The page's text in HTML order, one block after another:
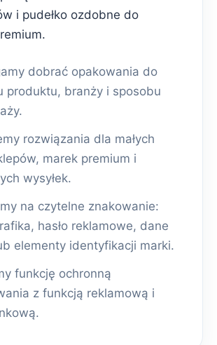
i pudełko ozdobne do
dobrać opakowania do
produktu, branży i sposobu
rozwiązania dla małych
marek premium i
wysyłek.
na czytelne znakowanie:
hasło reklamowe, dane
elementy identyfikacji marki.
funkcję ochronną
z funkcją reklamową i